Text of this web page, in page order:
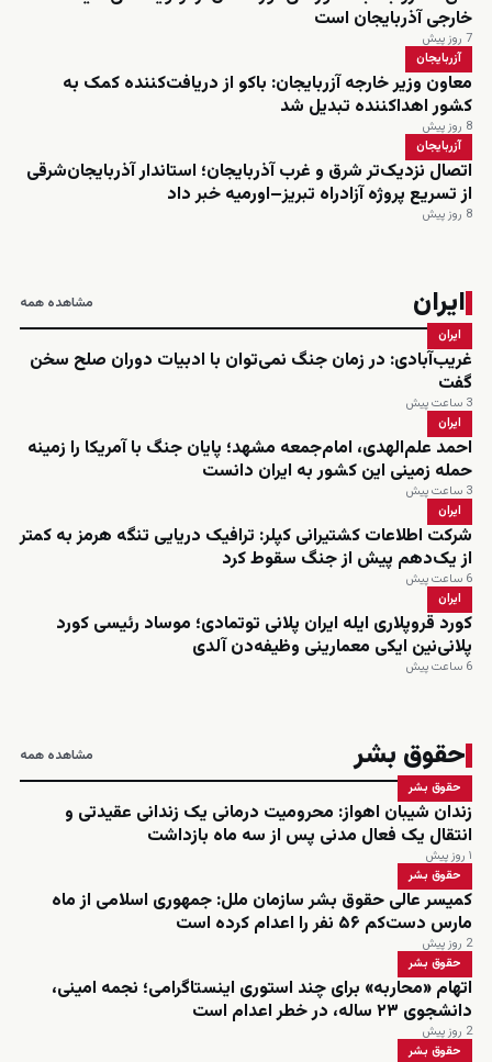
خارجی آذربایجان است
7 روز پیش
آزربایجان
معاون وزیر خارجه آزربایجان: باکو از دریافت‌کننده کمک به
کشور اهداکننده تبدیل شد
8 روز پیش
آزربایجان
اتصال نزدیک‌تر شرق و غرب آذربایجان؛ استاندار آذربایجان‌شرقی
از تسریع پروژه آزادراه تبریز–اورمیه خبر داد
8 روز پیش
ایران مشاهده همه
ایران
غریب‌آبادی: در زمان جنگ نمی‌توان با ادبیات دوران صلح سخن
گفت
3 ساعت پیش
ایران
احمد علم‌الهدی، امام‌جمعه مشهد؛ پایان جنگ با آمریکا را زمینه
حمله زمینی این کشور به ایران دانست
3 ساعت پیش
ایران
شرکت اطلاعات کشتیرانی کپلر: ترافیک دریایی تنگه هرمز به کمتر
از یک‌دهم پیش از جنگ سقوط کرد
6 ساعت پیش
ایران
کورد قروپلاری ایله ایران پلانی توتمادی؛ موساد رئیسی کورد
پلانی‌نین ایکی معمارینی وظیفه‌دن آلدی
6 ساعت پیش
حقوق بشر مشاهده همه
حقوق بشر
زندان شیبان اهواز: محرومیت درمانی یک زندانی عقیدتی و
انتقال یک فعال مدنی پس از سه ماه بازداشت
۱ روز پیش
حقوق بشر
کمیسر عالی حقوق بشر سازمان ملل: جمهوری اسلامی از ماه
مارس دست‌کم ۵۶ نفر را اعدام کرده است
2 روز پیش
حقوق بشر
اتهام «محاربه» برای چند استوری اینستاگرامی؛ نجمه امینی،
دانشجوی ۲۳ ساله، در خطر اعدام است
2 روز پیش
حقوق بشر